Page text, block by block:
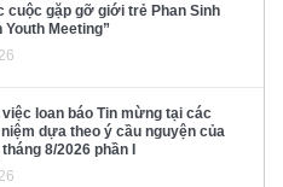
cuộc gặp gỡ giới trẻ Phan Sinh
Youth Meeting”
loan báo Tin mừng tại các
dựa theo ý cầu nguyện của
8/2026 phần I